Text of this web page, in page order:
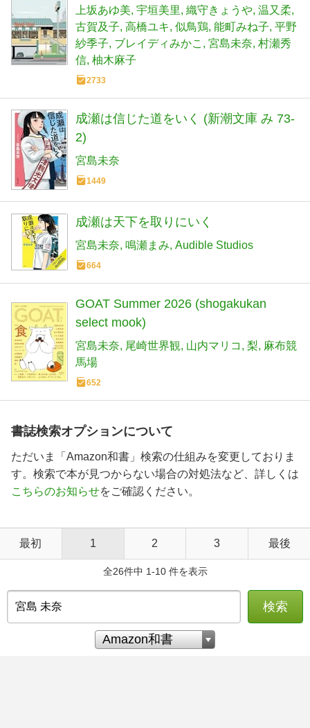
上坂あゆ美 宇垣美里 織守きょうや 温又柔
古賀及子 高橋ユキ 似鳥鶏 能町みね子 平野
紗季子 ブレイディみかこ 宮島未奈 村瀬秀
信 柚木麻子
2733
成瀬は信じた道をいく (新潮文庫 み 73-
2)
宮島未奈
1449
成瀬は天下を取りにいく
宮島未奈 鳴瀬まみ Audible Studios
664
GOAT Summer 2026 (shogakukan
select mook)
宮島未奈 尾崎世界観 山内マリコ 梨 麻布競
馬場
652
書誌検索オプションについて
ただいま「Amazon和書」検索の仕組みを変更しておりま
す。検索で本が見つからない場合の対処法など、詳しくは
こちらのお知らせをご確認ください。
最初 1 2 3 最後
全26件中 1-10 件を表示
検索